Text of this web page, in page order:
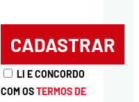
LI E CONCORDO
COM OSTERMOS DE